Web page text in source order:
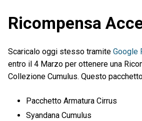
Ricompensa
Scaricalo oggi stesso tramite Google
entro il 4 Marzo per ottenere una
Collezione Cumulus. Questo
Pacchetto Armatura Cirrus
Syandana Cumulus